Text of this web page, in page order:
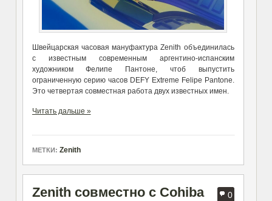
Швейцарская часовая мануфактура Zenith объединилась
с известным современным аргентино-испанским
художником Фелипе Пантоне, чтоб выпустить
ограниченную серию часов DEFY Extreme Felipe Pantone.
Это четвертая совместная работа двух известных имен.
Читать дальше »
МЕТКИ: Zenith
0
Zenith совместно с Cohiba